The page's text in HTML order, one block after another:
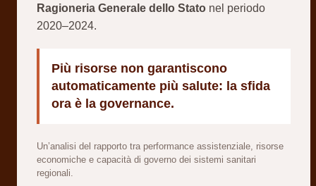
Ragioneria Generale dello Stato nel periodo
2020–2024.
Più risorse non garantiscono
automaticamente più salute: la sfida
ora è la governance.
Un’analisi del rapporto tra performance assistenziale, risorse
economiche e capacità di governo dei sistemi sanitari
regionali.